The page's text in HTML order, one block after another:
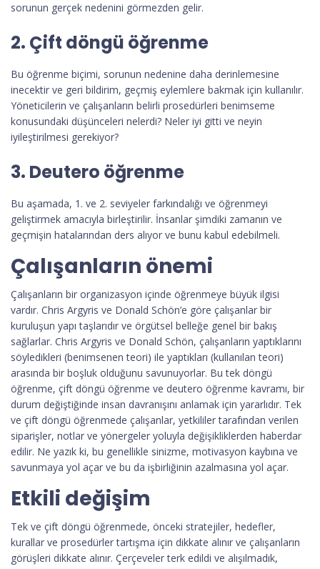
sorunun gerçek nedenini görmezden gelir.
2. Çift döngü öğrenme
Bu öğrenme biçimi, sorunun nedenine daha derinlemesine
inecektir ve geri bildirim, geçmiş eylemlere bakmak için kullanılır.
Yöneticilerin ve çalışanların belirli prosedürleri benimseme
konusundaki düşünceleri nelerdi? Neler iyi gitti ve neyin
iyileştirilmesi gerekiyor?
3. Deutero öğrenme
Bu aşamada, 1. ve 2. seviyeler farkındalığı ve öğrenmeyi
geliştirmek amacıyla birleştirilir. İnsanlar şimdiki zamanın ve
geçmişin hatalarından ders alıyor ve bunu kabul edebilmeli.
Çalışanların önemi
Çalışanların bir organizasyon içinde öğrenmeye büyük ilgisi
vardır. Chris Argyris ve Donald Schön’e göre çalışanlar bir
kuruluşun yapı taşlarıdır ve örgütsel belleğe genel bir bakış
sağlarlar. Chris Argyris ve Donald Schön, çalışanların yaptıklarını
söyledikleri (benimsenen teori) ile yaptıkları (kullanılan teori)
arasında bir boşluk olduğunu savunuyorlar. Bu tek döngü
öğrenme, çift döngü öğrenme ve deutero öğrenme kavramı, bir
durum değiştiğinde insan davranışını anlamak için yararlıdır. Tek
ve çift döngü öğrenmede çalışanlar, yetkililer tarafından verilen
siparişler, notlar ve yönergeler yoluyla değişikliklerden haberdar
edilir. Ne yazık ki, bu genellikle sinizme, motivasyon kaybına ve
savunmaya yol açar ve bu da işbirliğinin azalmasına yol açar.
Etkili değişim
Tek ve çift döngü öğrenmede, önceki stratejiler, hedefler,
kurallar ve prosedürler tartışma için dikkate alınır ve çalışanların
görüşleri dikkate alınır. Çerçeveler terk edildi ve alışılmadık,